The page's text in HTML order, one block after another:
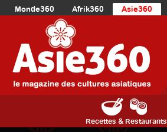
Monde360 Afrik360 Asie360
Europe360
Océanie360
Recettes & Restaurants